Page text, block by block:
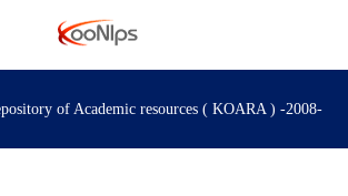
of Academic resources ( KOARA ) -2008-